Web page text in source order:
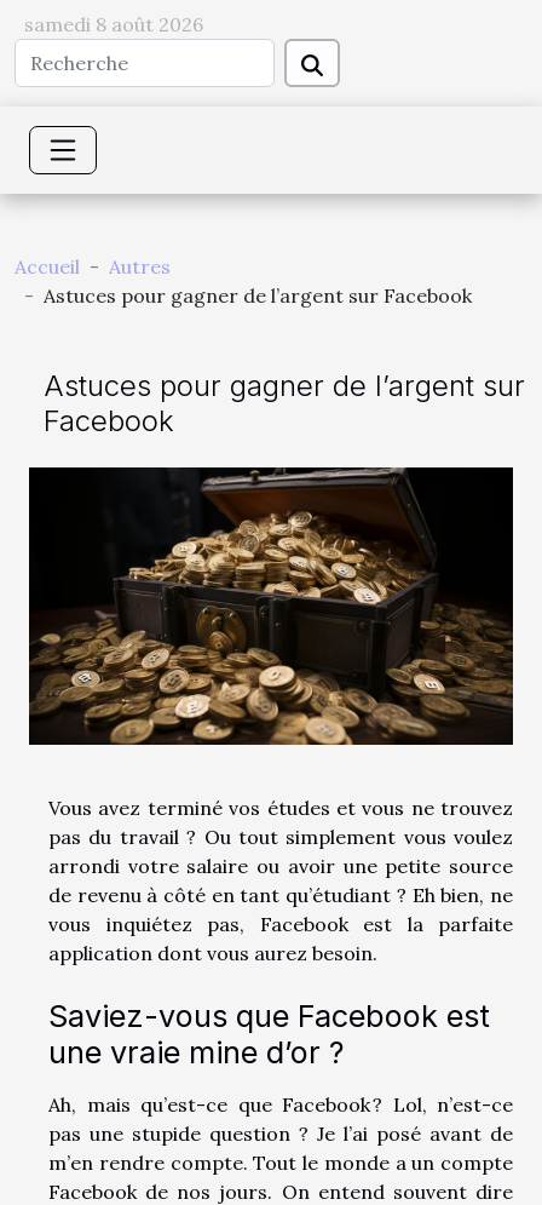
samedi 8 août 2026
Accueil
Autres
Astuces pour gagner de l’argent sur Facebook
Astuces pour gagner de l’argent sur
Facebook
Vous avez terminé vos études et vous ne trouvez
pas du travail ? Ou tout simplement vous voulez
arrondi votre salaire ou avoir une petite source
de revenu à côté en tant qu’étudiant ? Eh bien, ne
vous inquiétez pas, Facebook est la parfaite
application dont vous aurez besoin.
Saviez-vous que Facebook est
une vraie mine d’or ?
Ah, mais qu’est-ce que Facebook ? Lol, n’est-ce
pas une stupide question ? Je l’ai posé avant de
m’en rendre compte. Tout le monde a un compte
Facebook de nos jours. On entend souvent dire